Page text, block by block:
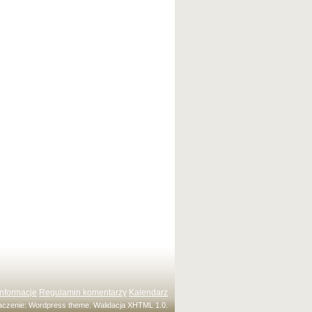
Regulamin komentarzy Kalendarz
Wordpress theme. WalidacjaXHTML 1.0.